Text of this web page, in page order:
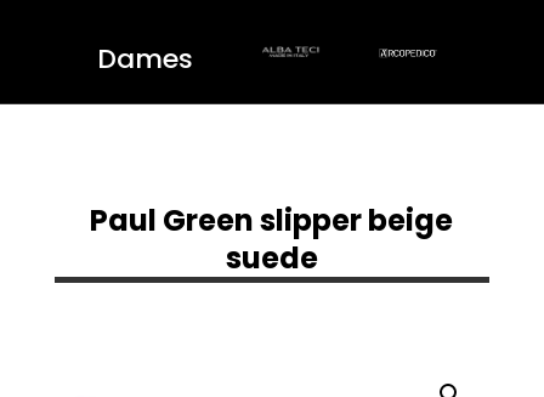
Dames
Paul Green slipper beige
suede